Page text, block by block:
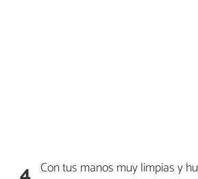
Con tus manos muy limpias y